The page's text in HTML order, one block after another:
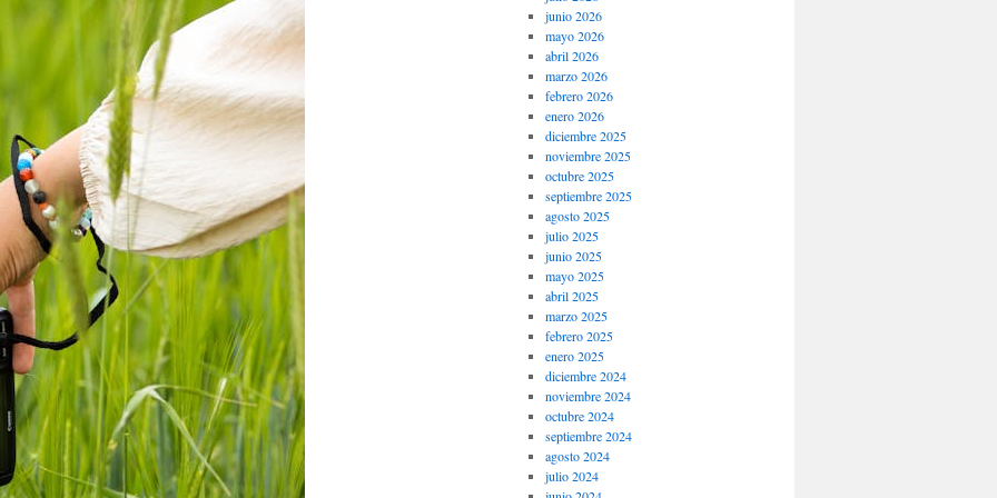
junio 2026
mayo 2026
abril 2026
marzo 2026
febrero 2026
enero 2026
diciembre 2025
noviembre 2025
octubre 2025
septiembre 2025
agosto 2025
julio 2025
junio 2025
mayo 2025
abril 2025
marzo 2025
febrero 2025
enero 2025
diciembre 2024
noviembre 2024
octubre 2024
septiembre 2024
agosto 2024
julio 2024